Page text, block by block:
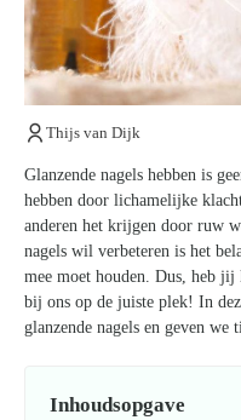
Thijs van Dijk
Glanzende nagels hebben is
hebben door lichamelijke
anderen het krijgen door ruw
nagels wil verbeteren is het
mee moet houden. Dus, heb jij
bij ons op de juiste plek! In
glanzende nagels en geven
Inhoudsopgave